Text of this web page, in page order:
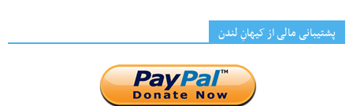
پشتیبانی مالی از کیهانِ لندن